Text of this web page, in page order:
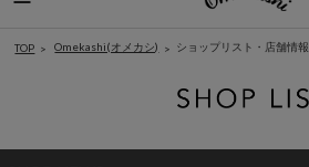
TOP Omekashi(オメカシ) ショップリスト・店舗情報